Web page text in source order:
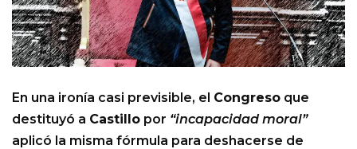
En una ironía casi previsible, el Congreso que
destituyó a Castillo por “incapacidad moral”
aplicó la misma fórmula para deshacerse de